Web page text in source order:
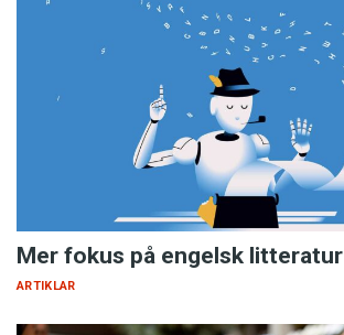
Mer fokus på engelsk litteratur
ARTIKLAR